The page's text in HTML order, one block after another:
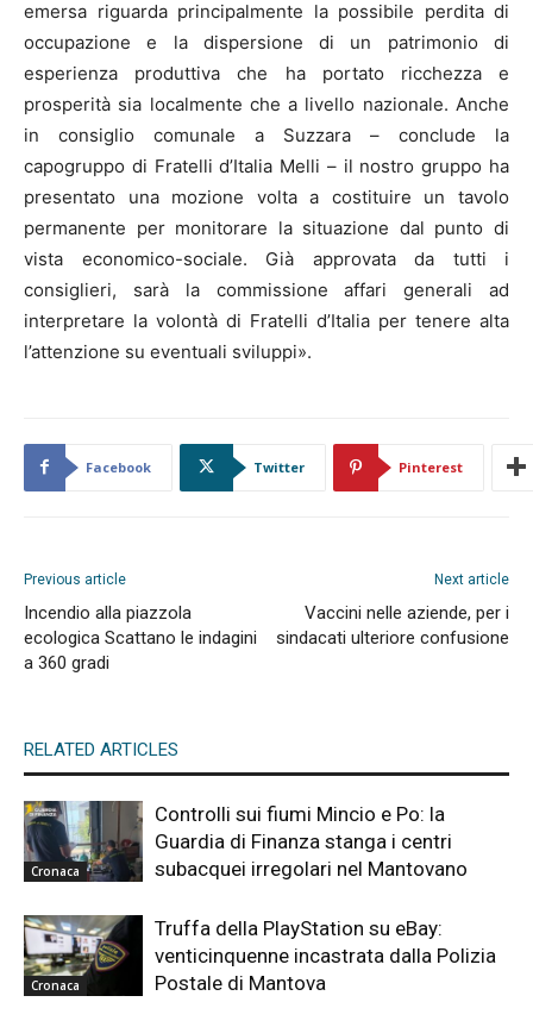
emersa riguarda principalmente la possibile perdita di
occupazione e la dispersione di un patrimonio di
esperienza produttiva che ha portato ricchezza e
prosperità sia localmente che a livello nazionale. Anche
in consiglio comunale a Suzzara – conclude la
capogruppo di Fratelli d’Italia Melli – il nostro gruppo ha
presentato una mozione volta a costituire un tavolo
permanente per monitorare la situazione dal punto di
vista economico-sociale. Già approvata da tutti i
consiglieri, sarà la commissione affari generali ad
interpretare la volontà di Fratelli d’Italia per tenere alta
l’attenzione su eventuali sviluppi».
Facebook Twitter Pinterest
Previous article
Incendio alla piazzola
ecologica Scattano le indagini
a 360 gradi
Next article
Vaccini nelle aziende, per i
sindacati ulteriore confusione
RELATED ARTICLES
Cronaca
Controlli sui fiumi Mincio e Po: la
Guardia di Finanza stanga i centri
subacquei irregolari nel Mantovano
Cronaca
Truffa della PlayStation su eBay:
venticinquenne incastrata dalla Polizia
Postale di Mantova